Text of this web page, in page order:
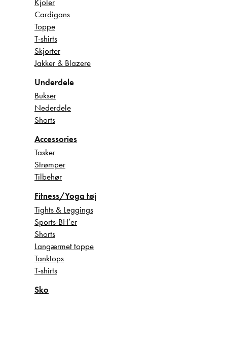
Cardigans
Toppe
T-shirts
Skjorter
Jakker & Blazere
Underdele
Bukser
Nederdele
Shorts
Accessories
Tasker
Strømper
Tilbehør
Fitness/Yoga tøj
Tights & Leggings
Sports-BH’er
Shorts
Langærmet toppe
Tanktops
T-shirts
Sko